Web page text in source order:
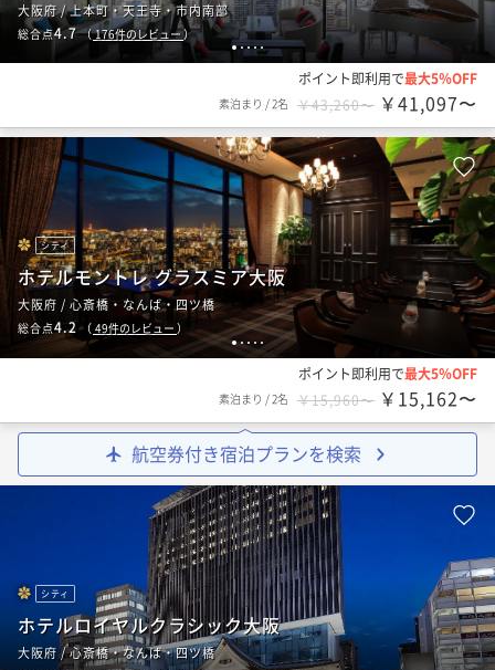
12345
大阪府 / 上本町・天王寺・市内南部
総合点4.7（176件のレビュー）
ポイント即利用で最大5％OFF
素泊まり /2名 ￥43,260〜 ￥41,097〜
12 345
シティ
ホテルモントレ グラスミア大阪
大阪府 / 心斎橋・なんば・四ツ橋
総合点4.2（ 49件のレビュー ）
ポイント即利用で最大5％OFF
素泊まり /2名 ￥15,960〜 ￥15,162〜
航空券付き宿泊プランを検索
シティ
ホテルロイヤルクラシック大阪
大阪府 / 心斎橋・なんば・四ツ橋